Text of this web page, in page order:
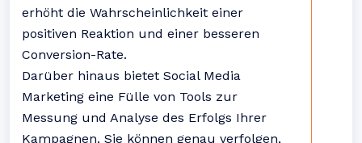
erhöht die Wahrscheinlichkeit einer
positiven Reaktion und einer besseren
Conversion-Rate.
Darüber hinaus bietet Social Media
Marketing eine Fülle von Tools zur
Messung und Analyse des Erfolgs Ihrer
Kampagnen. Sie können genau verfolgen,